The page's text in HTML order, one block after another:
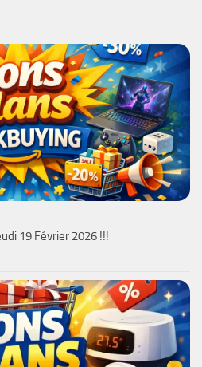
19 Février 2026 !!!